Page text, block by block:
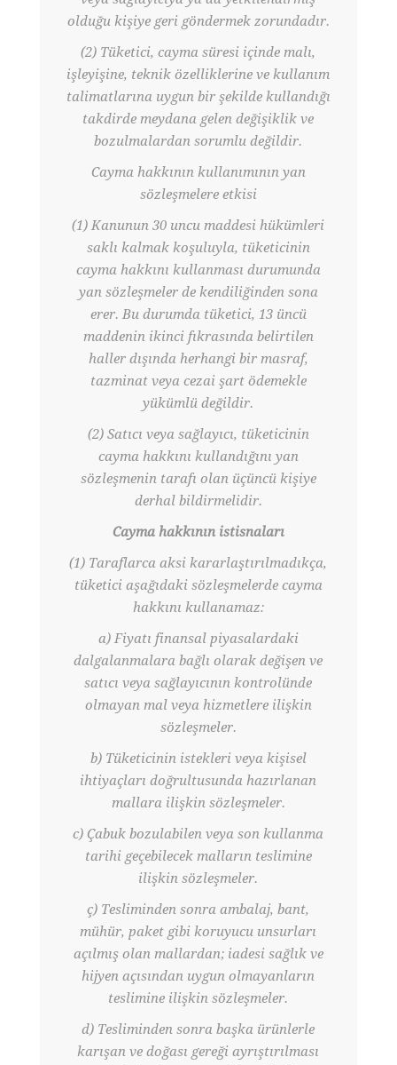
olduğu kişiye geri göndermek zorundadır.
(2) Tüketici, cayma süresi içinde malı,
işleyişine, teknik özelliklerine ve kullanım
talimatlarına uygun bir şekilde kullandığı
takdirde meydana gelen değişiklik ve
bozulmalardan sorumlu değildir.
Cayma hakkının kullanımının yan
sözleşmelere etkisi
(1) Kanunun 30 uncu maddesi hükümleri
saklı kalmak koşuluyla, tüketicinin
cayma hakkını kullanması durumunda
yan sözleşmeler de kendiliğinden sona
erer. Bu durumda tüketici, 13 üncü
maddenin ikinci fıkrasında belirtilen
haller dışında herhangi bir masraf,
tazminat veya cezai şart ödemekle
yükümlü değildir.
(2) Satıcı veya sağlayıcı, tüketicinin
cayma hakkını kullandığını yan
sözleşmenin tarafı olan üçüncü kişiye
derhal bildirmelidir.
Cayma hakkının istisnaları
(1) Taraflarca aksi kararlaştırılmadıkça,
tüketici aşağıdaki sözleşmelerde cayma
hakkını kullanamaz:
a) Fiyatı finansal piyasalardaki
dalgalanmalara bağlı olarak değişen ve
satıcı veya sağlayıcının kontrolünde
olmayan mal veya hizmetlere ilişkin
sözleşmeler.
b) Tüketicinin istekleri veya kişisel
ihtiyaçları doğrultusunda hazırlanan
mallara ilişkin sözleşmeler.
c) Çabuk bozulabilen veya son kullanma
tarihi geçebilecek malların teslimine
ilişkin sözleşmeler.
ç) Tesliminden sonra ambalaj, bant,
mühür, paket gibi koruyucu unsurları
açılmış olan mallardan; iadesi sağlık ve
hijyen açısından uygun olmayanların
teslimine ilişkin sözleşmeler.
d) Tesliminden sonra başka ürünlerle
karışan ve doğası gereği ayrıştırılması